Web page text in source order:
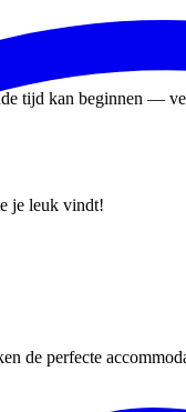
tijd kan beginnen —
je leuk vindt!
de perfecte